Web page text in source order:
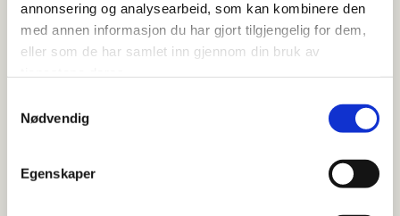
annonsering og analysearbeid, som kan kombinere den
med annen informasjon du har gjort tilgjengelig for dem,
eller som de har samlet inn gjennom din bruk av
Nødvendig
Egenskaper
Gjøre det lettere for deg å navigere på
nettstedet.
Gjøre det mulig for systemet å kjenne igjen
tredjepartsinformasjonskapsler fra andre
firma for å gjøre markedsundersøkelser og